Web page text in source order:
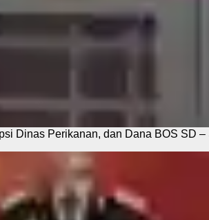
Dinas Perikanan, dan Dana BOS SD